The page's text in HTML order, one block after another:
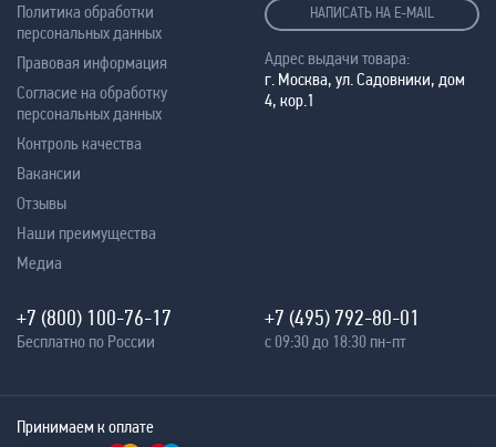
Политика обработки
персональных данных
Правовая информация
Согласие на обработку
персональных данных
Контроль качества
Вакансии
Отзывы
Наши преимущества
Медиа
НАПИСАТЬ НА E-MAIL
Адрес выдачи товара:
г. Москва, ул. Садовники, дом
4, кор.1
+7 (800) 100-76-17
Бесплатно по России
+7 (495) 792-80-01
с 09:30 до 18:30 пн-пт
Принимаем к оплате